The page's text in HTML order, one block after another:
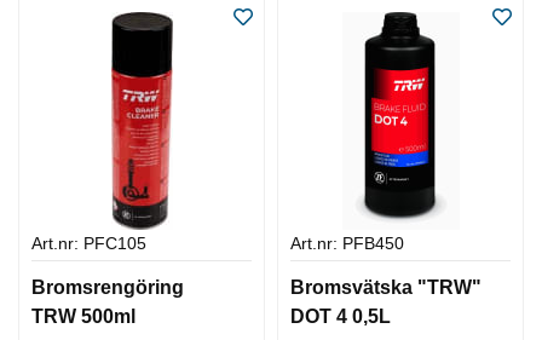
Art.nr: PFC105
Bromsrengöring
TRW 500ml
Art.nr: PFB450
Bromsvätska "TRW"
DOT 4 0,5L